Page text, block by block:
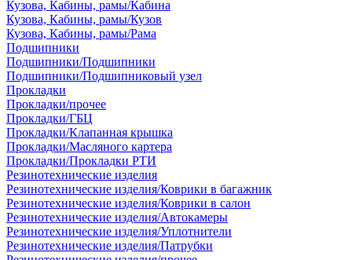
Кузова, Кабины, рамы/Кабина
Кузова, Кабины, рамы/Кузов
Кузова, Кабины, рамы/Рама
Подшипники
Подшипники/Подшипники
Подшипники/Подшипниковый узел
Прокладки
Прокладки/прочее
Прокладки/ГБЦ
Прокладки/Клапанная крышка
Прокладки/Масляного картера
Прокладки/Прокладки РТИ
Резинотехнические изделия
Резинотехнические изделия/Коврики в багажник
Резинотехнические изделия/Коврики в салон
Резинотехнические изделия/Автокамеры
Резинотехнические изделия/Уплотнители
Резинотехнические изделия/Патрубки